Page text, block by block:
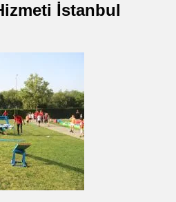
İstanbul